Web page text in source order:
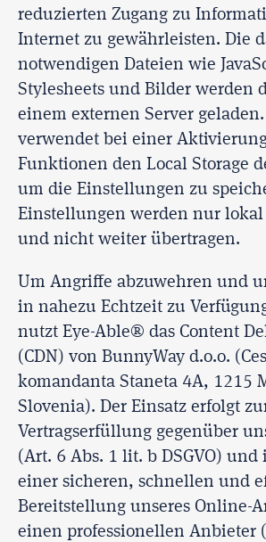
reduzierten Zugang zu
Internet zu gewährleisten. Die
notwendigen Dateien wie
Stylesheets und Bilder werden
einem externen Server geladen.
verwendet bei einer
Funktionen den Local Storage
um die Einstellungen zu
Einstellungen werden nur lokal
und nicht weiter übertragen.
Um Angriffe abzuwehren und
in nahezu Echtzeit zu
nutzt Eye-Able® das Content
(CDN) von BunnyWay d.o.o.
komandanta Staneta 4A, 1215
Slovenia). Der Einsatz erfolgt
Vertragserfüllung gegenüber
(Art. 6 Abs. 1 lit. b DSGVO) und
einer sicheren, schnellen und
Bereitstellung unseres Online-
einen professionellen Anbieter